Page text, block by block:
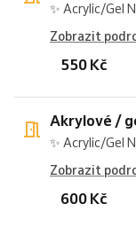
✨ Acrylic/Gel
Zobrazit
550 Kč
Akrylové /
✨ Acrylic/Gel
Zobrazit
600 Kč